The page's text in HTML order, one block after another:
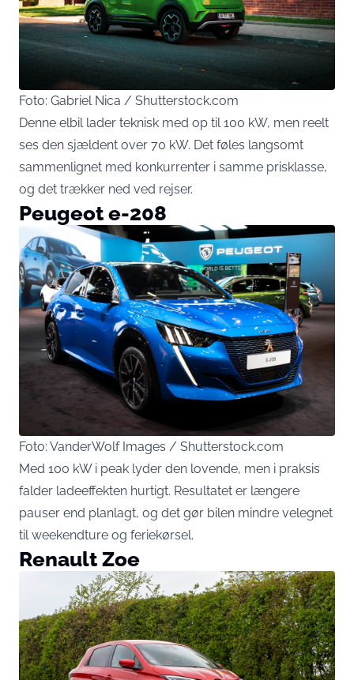
Foto: Gabriel Nica / Shutterstock.com
Denne elbil lader teknisk med op til 100 kW, men reelt
ses den sjældent over 70 kW. Det føles langsomt
sammenlignet med konkurrenter i samme prisklasse,
og det trækker ned ved rejser.
Peugeot e-208
Foto: VanderWolf Images / Shutterstock.com
Med 100 kW i peak lyder den lovende, men i praksis
falder ladeeffekten hurtigt. Resultatet er længere
pauser end planlagt, og det gør bilen mindre velegnet
til weekendture og feriekørsel.
Renault Zoe